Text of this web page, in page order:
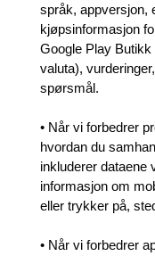
språk, appversjon,
kjøpsinformasjon
Google Play
valuta),
spørsmål.
• Når vi forbedrer
hvordan du
inkluderer dataene
informasjon om
eller trykker på,
• Når vi forbedrer